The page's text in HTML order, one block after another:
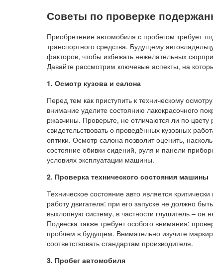
Советы по проверке
Приобретение автомобиля с пробегом требует
транспортного средства. Будущему
факторов, чтобы избежать нежелательных
Давайте рассмотрим ключевые аспекты, на
1. Осмотр кузова и салона
Перед тем как приступить к техническому
внимание уделите состоянию лакокрасочного
ржавчины. Проверьте, не отличаются ли по цвету
свидетельствовать о проведённых кузовных
оптики. Осмотр салона позволит оценить,
состояние обивки сидений, руля и панели
условиях эксплуатации машины.
2. Проверка технического состояния машины
Техническое состояние авто является
работу двигателя: при его запуске не должно
выхлопную систему, в частности глушитель –
Подвеска также требует особого внимания:
проблем в будущем. Внимательно изучите
соответствовать стандартам производителя.
3. Пробег автомобиля